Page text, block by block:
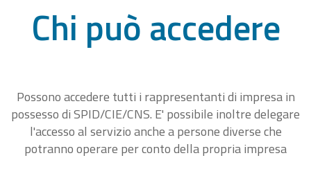
Chi può accedere
Possono accedere tutti i rappresentanti di impresa in
possesso di SPID/CIE/CNS. E' possibile inoltre delegare
l'accesso al servizio anche a persone diverse che
potranno operare per conto della propria impresa